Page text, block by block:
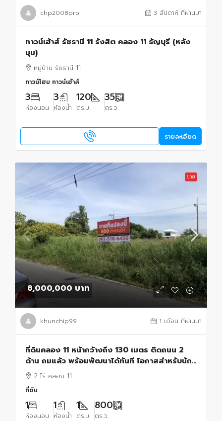
chp2008pro 3 สัปดาห์ ที่ผ่านมา
ทาวน์เฮ้าส์ รัชธานี 11 รังสิต คลอง 11 ธัญบุรี (หลัง
มุม)
หมู่บ้าน รัชธานี 11
ทาวน์โฮม ทาวน์เฮ้าส์
3
ห้องนอน
3
ห้องน้ำ
120
ตร.ม.
35
ตร.ว.
รายละเอียด
ขาย
8,000,000 บาท
khunchip99 1 เดือน ที่ผ่านมา
ที่ดินคลอง 11 หน้ากว้างถึง 130 เมตร ติดถนน 2
ด้าน ถมแล้ว พร้อมพัฒนาได้ทันที โอกาสสำหรับนัก
ลงทุน ผู้พัฒนาอสังหาริมทรัพย์ และเจ้าของกิจการ
2 ไร่ คลอง 11
ที่ดิน
1
ห้องนอน
1
ห้องน้ำ
1
ตร.ม.
800
ตร.ว.